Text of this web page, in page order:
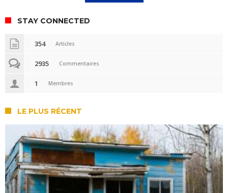
STAY CONNECTED
354 Articles
2935 Commentaires
1 Membres
LE PLUS RÉCENT